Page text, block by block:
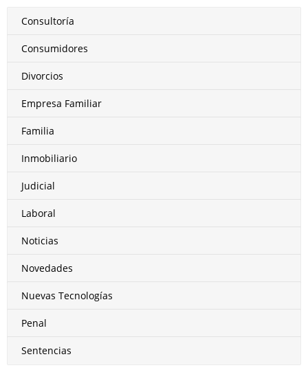
Consultoría
Consumidores
Divorcios
Empresa Familiar
Familia
Inmobiliario
Judicial
Laboral
Noticias
Novedades
Nuevas Tecnologías
Penal
Sentencias